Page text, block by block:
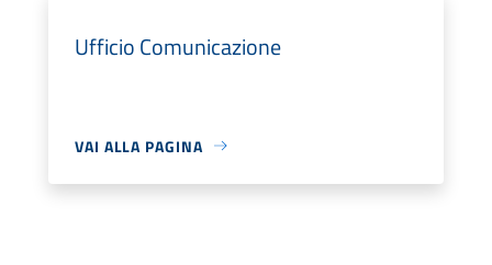
Ufficio Comunicazione
VAI ALLA PAGINA